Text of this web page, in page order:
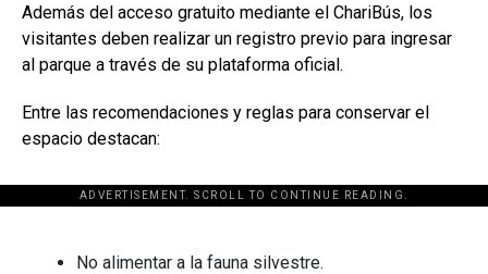
Además del acceso gratuito mediante el ChariBús, los
visitantes deben realizar un registro previo para ingresar
al parque a través de su plataforma oficial.
Entre las recomendaciones y reglas para conservar el
espacio destacan:
ADVERTISEMENT. SCROLL TO CONTINUE READING.
[adsforwp id="243463"]
No alimentar a la fauna silvestre.